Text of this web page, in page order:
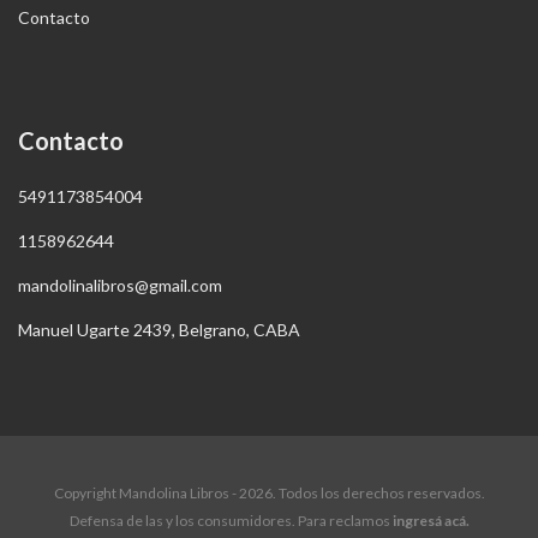
Contacto
Contacto
5491173854004
1158962644
mandolinalibros@gmail.com
Manuel Ugarte 2439, Belgrano, CABA
Copyright Mandolina Libros - 2026. Todos los derechos reservados.
Defensa de las y los consumidores. Para reclamos ingresá acá.